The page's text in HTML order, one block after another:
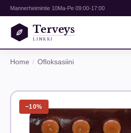
Mannerheimintie 10Ma-Pe 09:00-17:00
Terveys
LINKKI
Home Ofloksasiini
−10%